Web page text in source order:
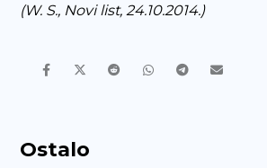
(W. S., Novi list, 24.10.2014.)
Ostalo